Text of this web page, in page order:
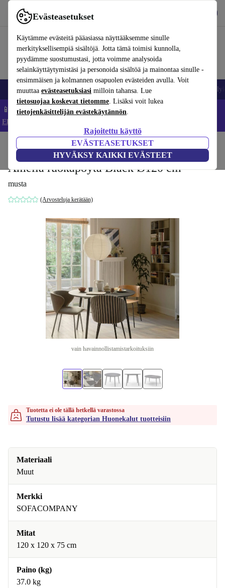
Evästeasetukset
Käytämme evästeitä pääasiassa näyttääksemme sinulle
merkityksellisempiä sisältöjä. Jotta tämä toimisi kunnolla,
pyydämme suostumustasi, jotta voimme analysoida
selainkäyttäytymistäsi ja personoida sisältöä ja mainontaa sinulle -
ensimmäisen ja kolmannen osapuolen evästeiden avulla. Voit
muuttaa evästeasetuksiasi milloin tahansa. Lue
tietosuojaa koskevat tietomme. Lisäksi voit lukea
tietojenkäsittelijän evästekäytännön.
Rajoitettu käyttö
EVÄSTEASETUKSET
HYVÄKSY KAIKKI EVÄSTEET
Käytä refurbed-palvelua nopeasti ja helposti
Matkapuhelimet ja älypuhelimet Kannettavat tietokoneet
📱 Säästä 5 % LISÄÄ iPhoneista – Koodi: IPHONEDEAL –
Ehdot ja säännöt
Huonekalut
Amelia ruokapöytä Black Ø120 cm
musta
(Arvosteluja kerätään)
vain havainnollistamistarkoituksiin
Tuotetta ei ole tällä hetkellä varastossa
Tutustu lisää kategorian Huonekalut tuotteisiin
Materiaali
Muut
Merkki
SOFACOMPANY
Mitat
120 x 120 x 75 cm
Paino (kg)
37.0 kg